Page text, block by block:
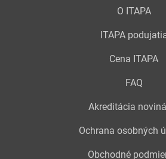
O ITAPA
ITAPA
Cena ITAPA
FAQ
Akreditácia
Ochrana osobných
Obchodné